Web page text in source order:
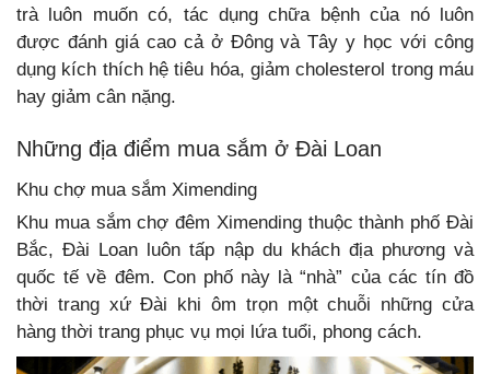
trà luôn muốn có, tác dụng chữa bệnh của nó luôn
được đánh giá cao cả ở Đông và Tây y học với công
dụng kích thích hệ tiêu hóa, giảm cholesterol trong máu
hay giảm cân nặng.
Những địa điểm mua sắm ở Đài Loan
Khu chợ mua sắm Ximending
Khu mua sắm chợ đêm Ximending thuộc thành phố Đài
Bắc, Đài Loan luôn tấp nập du khách địa phương và
quốc tế về đêm. Con phố này là “nhà” của các tín đồ
thời trang xứ Đài khi ôm trọn một chuỗi những cửa
hàng thời trang phục vụ mọi lứa tuổi, phong cách.